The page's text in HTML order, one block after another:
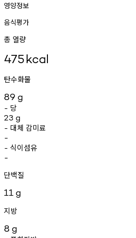
영양정보
음식평가
총 열량
475kcal
탄수화물
89 g
- 당
23 g
- 대체 감미료
-
- 식이섬유
-
단백질
11 g
지방
8 g